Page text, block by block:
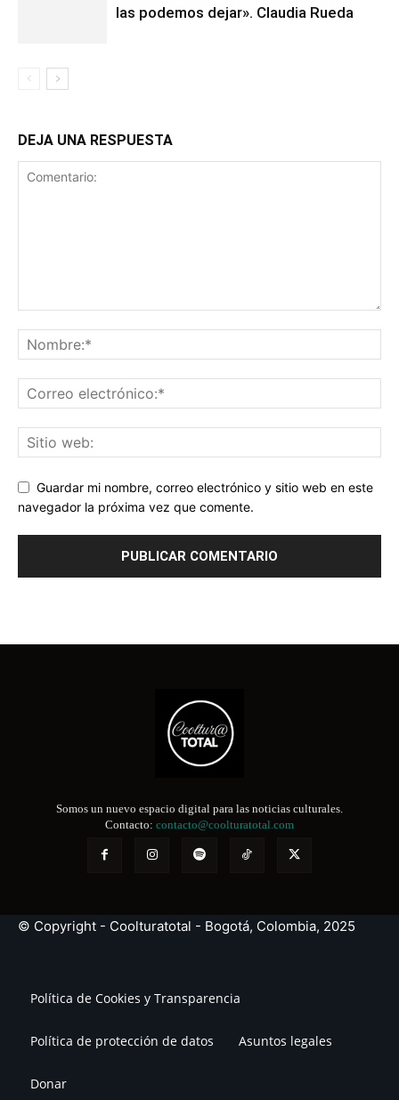
las podemos dejar». Claudia Rueda
DEJA UNA RESPUESTA
Guardar mi nombre, correo electrónico y sitio web en este
navegador la próxima vez que comente.
Somos un nuevo espacio digital para las noticias culturales.
Contacto: contacto@coolturatotal.com
© Copyright - Coolturatotal - Bogotá, Colombia, 2025
Política de Cookies y Transparencia
Política de protección de datos Asuntos legales
Donar